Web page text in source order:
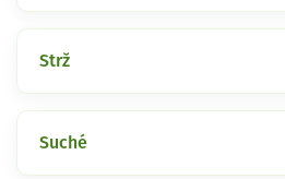
Strž
Suché